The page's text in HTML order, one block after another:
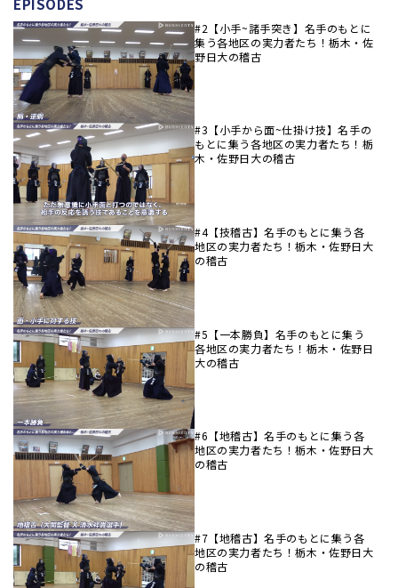
#2【小手~諸手突き】名手のもとに
集う各地区の実力者たち！栃木・佐
野日大の稽古
#3【小手から面~仕掛け技】名手の
もとに集う各地区の実力者たち！栃
木・佐野日大の稽古
#4【技稽古】名手のもとに集う各
地区の実力者たち！栃木・佐野日大
の稽古
#5【一本勝負】名手のもとに集う
各地区の実力者たち！栃木・佐野日
大の稽古
#6【地稽古】名手のもとに集う各
地区の実力者たち！栃木・佐野日大
の稽古
#7【地稽古】名手のもとに集う各
地区の実力者たち！栃木・佐野日大
の稽古